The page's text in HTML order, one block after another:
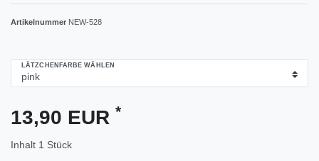
Artikelnummer NEW-528
LÄTZCHENFARBE WÄHLEN
13,90 EUR *
Inhalt 1 Stück